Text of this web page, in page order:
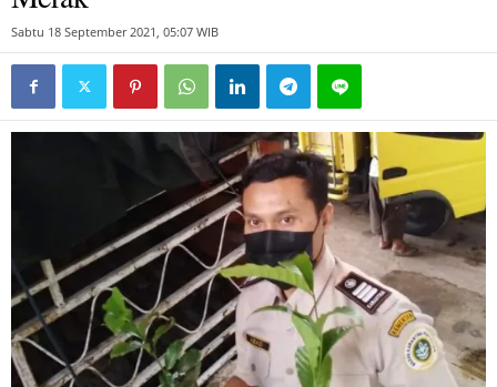
Sabtu 18 September 2021, 05:07 WIB